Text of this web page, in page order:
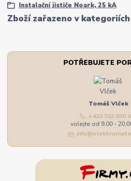
Zboží zařazeno v kategoriích
Instalační jističe Noark, 25 kA
POTŘEBUJETE
Tomáš Vlček
+420 702 090
volejte od 9,00 -